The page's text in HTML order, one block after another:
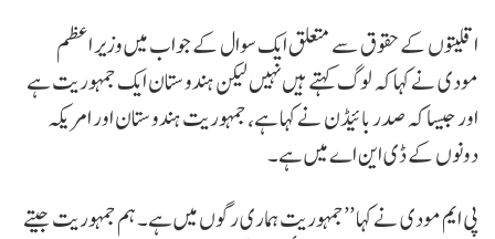
اقلیتوں کے حقوق سے متعلق ایک سوال کے جواب میں وزیر اعظم
مودی نے کہا کہ لوگ کہتے ہیں نہیں لیکن ہندوستان ایک جمہوریت ہے
اور جیسا کہ صدر بائیڈن نے کہا ہے، جمہوریت ہندوستان اور امریکہ
دونوں کے ڈی این اے میں ہے۔
پی ایم مودی نے کہا ’’جمہوریت ہماری رگوں میں ہے۔ ہم جمہوریت جیتے